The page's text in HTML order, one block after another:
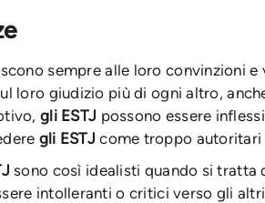
sempre alle loro convinzioni e
loro giudizio più di ogni altro,
gli ESTJ possono essere
gli ESTJcome troppo autoritari
sono così idealisti quando si tratta
intolleranti o critici verso gli